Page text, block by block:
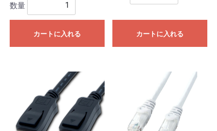
数量
カートに入れる カートに入れる